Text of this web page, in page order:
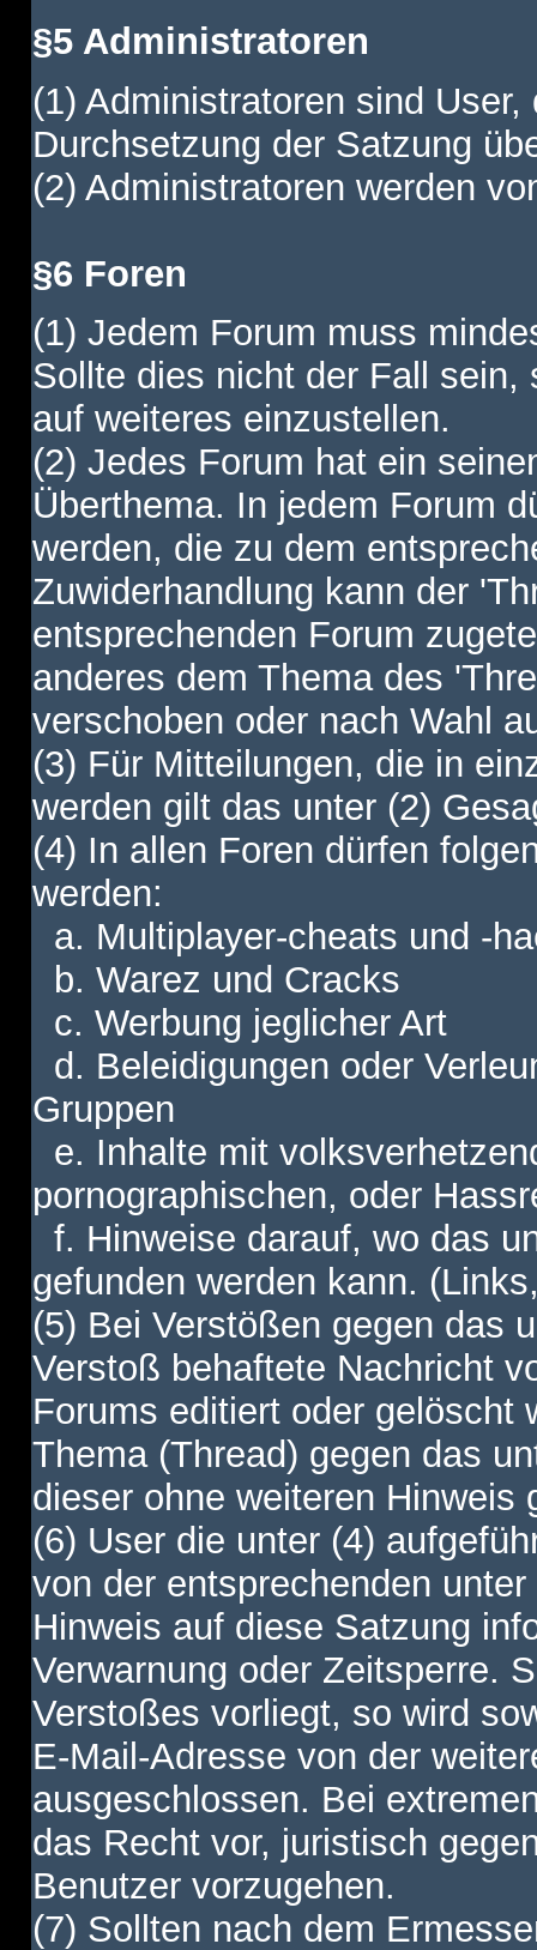
§5 Administratoren
(1) Administratoren sind
Durchsetzung der Satzung
(2) Administratoren werden
§6 Foren
(1) Jedem Forum muss
Sollte dies nicht der Fall
auf weiteres einzustellen.
(2) Jedes Forum hat ein
Überthema. In jedem Forum
werden, die zu dem
Zuwiderhandlung kann der
entsprechenden Forum
anderes dem Thema des
verschoben oder nach Wahl
(3) Für Mitteilungen, die in
werden gilt das unter (2)
(4) In allen Foren dürfen
werden:
a. Multiplayer-cheats und -
b. Warez und Cracks
c. Werbung jeglicher Art
d. Beleidigungen oder
Gruppen
e. Inhalte mit
pornographischen, oder
f. Hinweise darauf, wo das
gefunden werden kann.
(5) Bei Verstößen gegen das
Verstoß behaftete Nachricht
Forums editiert oder gelöscht
Thema (Thread) gegen das
dieser ohne weiteren Hinweis
(6) User die unter (4)
von der entsprechenden
Hinweis auf diese Satzung
Verwarnung oder Zeitsperre.
Verstoßes vorliegt, so wird
E-Mail-Adresse von der
ausgeschlossen. Bei
das Recht vor, juristisch
Benutzer vorzugehen.
(7) Sollten nach dem